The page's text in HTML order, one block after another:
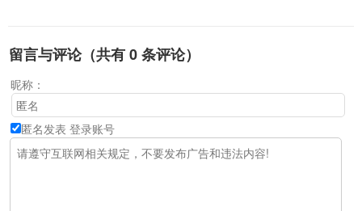
留言与评论（共有0条评论）
昵称：
匿名发表 登录账号